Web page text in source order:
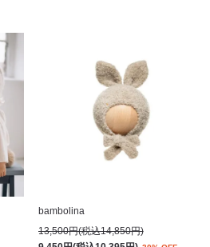
bambolina
13,500円(税込14,850円)